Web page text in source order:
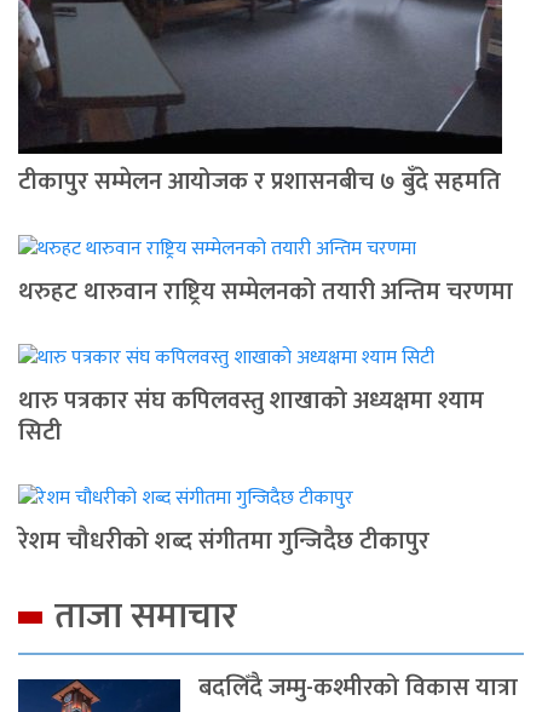
टीकापुर सम्मेलन आयोजक र प्रशासनबीच ७ बुँदे सहमति
थरुहट थारुवान राष्ट्रिय सम्मेलनको तयारी अन्तिम चरणमा
थारु पत्रकार संघ कपिलवस्तु शाखाको अध्यक्षमा श्याम
सिटी
रेशम चौधरीको शब्द संगीतमा गुन्जिदैछ टीकापुर
ताजा समाचार
बदलिँदै जम्मु-कश्मीरको विकास यात्रा